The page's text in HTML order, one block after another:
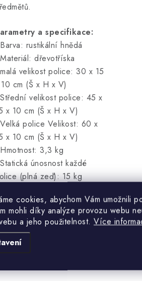
cookies, abychom Vám umožnili
mohli díky analýze provozu webu
a jeho použitelnost. Více
a specifikace:
rustikální hnědá
dřevotříska
velikost police: 30 x 15
cm (Š x H x V)
velikost police: 45 x
x 10 cm (Š x H x V)
police Velikost: 60 x
x 10 cm (Š x H x V)
3,3 kg
únosnost každé
(plná zeď): 15 kg
(sádrokarton): 3/4/5 kg
střední, velká)